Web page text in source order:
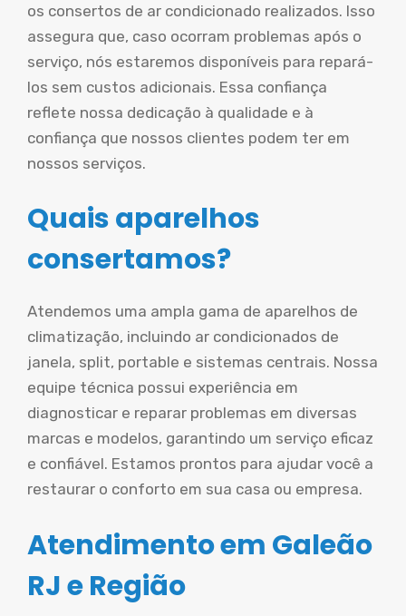
os consertos de ar condicionado realizados. Isso
assegura que, caso ocorram problemas após o
serviço, nós estaremos disponíveis para repará-
los sem custos adicionais. Essa confiança
reflete nossa dedicação à qualidade e à
confiança que nossos clientes podem ter em
nossos serviços.
Quais aparelhos
consertamos?
Atendemos uma ampla gama de aparelhos de
climatização, incluindo ar condicionados de
janela, split, portable e sistemas centrais. Nossa
equipe técnica possui experiência em
diagnosticar e reparar problemas em diversas
marcas e modelos, garantindo um serviço eficaz
e confiável. Estamos prontos para ajudar você a
restaurar o conforto em sua casa ou empresa.
Atendimento em Galeão
RJ e Região